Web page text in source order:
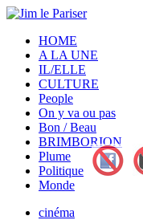
HOME
A LA UNE
IL/ELLE
CULTURE
People
On y va ou pas
Bon / Beau
BRIMBORION
Plume
Politique
Monde
cinéma